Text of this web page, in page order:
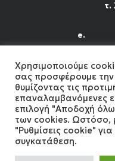
τ.
e.
2024 Gemshow. All
Χρησιμοποιούμε
σας προσφέρουμε την
θυμίζοντας τις
επαναλαμβανόμενες
επιλογή "Αποδοχή
των cookies. Ωστόσο,
"Ρυθμίσεις cookie"
συγκατάθεση.